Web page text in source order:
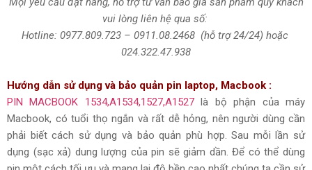
vui lòng liên hệ qua số:
Hotline: 0977.809.723– 0911.08.2468 (hỗ trợ 24/24) hoặc
024.322.47.938
Hướng dẫn sử dụng và bảo quản pin laptop, Macbook :
PIN MACBOOK 1534,A1534,1527,A1527là bộ phận của máy
Macbook, có tuổi thọ ngắn và rất dễ hỏng, nên người dùng cần
phải biết cách sử dụng và bảo quản phù hợp. Sau mỗi lần sử
dụng (sạc xả) dung lượng của pin sẽ giảm dần. Để có thể dùng